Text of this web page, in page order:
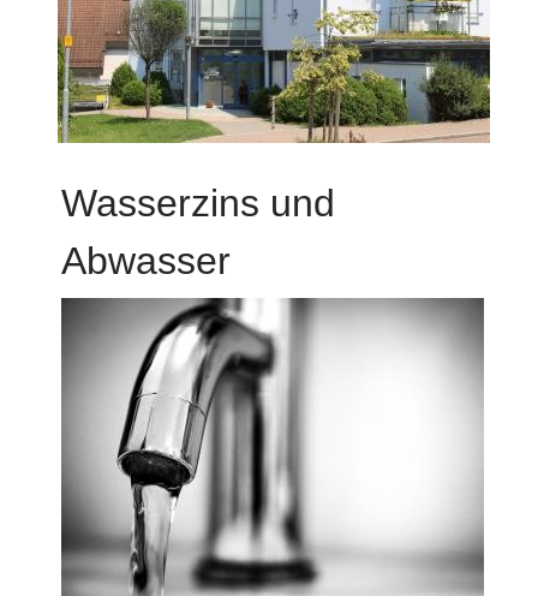
Wasserzins und
Abwasser